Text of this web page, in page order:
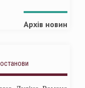
Архів новин